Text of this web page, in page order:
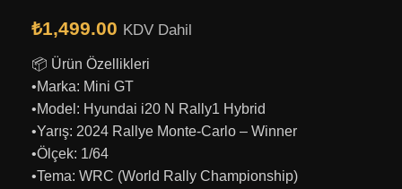
₺1,499.00 KDV Dahil
📦 Ürün Özellikleri
•Marka: Mini GT
•Model: Hyundai i20 N Rally1 Hybrid
•Yarış: 2024 Rallye Monte-Carlo – Winner
•Ölçek: 1/64
•Tema: WRC (World Rally Championship)